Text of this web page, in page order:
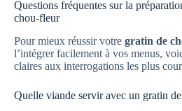
Questions fréquentes sur la
chou-fleur
Pour mieux réussir votre gratin de
l’intégrer facilement à vos menus,
claires aux interrogations les plus
Quelle viande servir avec un gratin